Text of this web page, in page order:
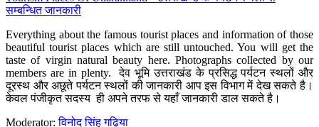
सम्बन्धित जानकारी
Everything about the famous tourist places and information of those
beautiful tourist places which are still untouched. You will get the
taste of virgin natural beauty here. Photographs collected by our
members are in plenty. देव भूमि उत्तराखंड के प्रसिद्ध पर्यटन स्थलों और
दूरस्थ और अछूते पर्यटन स्थलों की जानकारी आप इस विभाग में देख सकते है।
केवल पंजीकृत सदस्य ही अपने तरफ से यहाँ जानकारी डाल सकते है।
Moderator:विनोद सिंह गढ़िया